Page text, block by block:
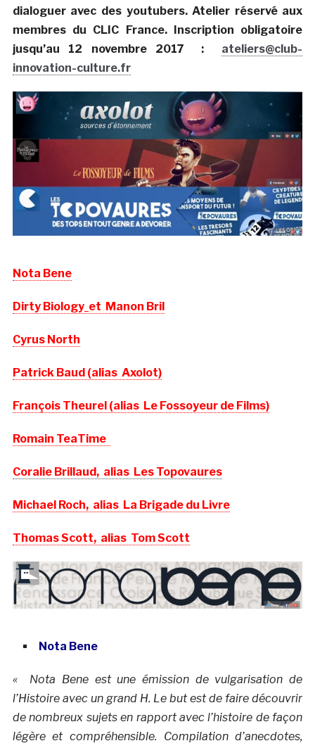
dialoguer avec des youtubers. Atelier réservé aux
membres du CLIC France. Inscription obligatoire
jusqu’au 12 novembre 2017 : ateliers@club-
innovation-culture.fr
Nota Bene
Dirty Biology et Manon Bril
Cyrus North
Patrick Baud (alias Axolot)
François Theurel (alias Le Fossoyeur de Films)
Romain TeaTime
Coralie Brillaud,aliasLes Topovaures
Michael Roch,alias La Brigade du Livre
Thomas Scott, alias Tom Scott
Nota Bene
« Nota Bene est une émission de vulgarisation de
l’Histoire avec un grand H. Le but est de faire découvrir
de nombreux sujets en rapport avec l’histoire de façon
légère et compréhensible. Compilation d’anecdotes,